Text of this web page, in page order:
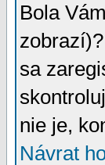
Bola
sa
nie je,
Návrat